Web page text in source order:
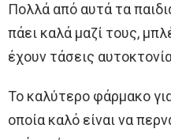
Πολλά από αυτά τα
πάει καλά μαζί τους,
έχουν τάσεις
Το καλύτερο φάρμακο
οποία καλό είναι να